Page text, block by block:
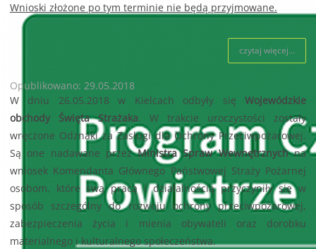
Wnioski złożone po tym terminie nie będą przyjmowane.
czytaj więcej...
Opublikowano: 29.05.2018
W dniu 26.05.2018 w Kielcach odbyły sięWojewódzkie
obchody Święta Strażaka. W trakcie uroczystości zostały
wręczone Odznaki za Zasługi dla Ochrony Przeciwpożarowej.
Są one nadawane przezMinistra Spraw Wewnętrznychna
wniosek Komendanta Głównego Państwowej Straży Pożarnej
osobom, które swą pracą i działalnością przyczyniły się w
sposób szczególny do rozwoju ochrony przeciwpożarowej,
zabezpieczenia życia i mienia obywateli oraz dorobku
materialnego i kulturalnego społeczeństwa.